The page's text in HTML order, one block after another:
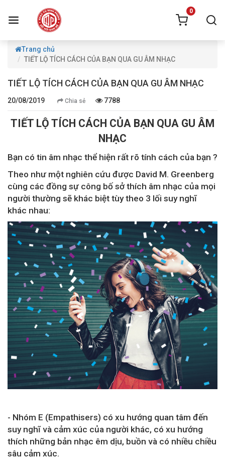
0
Trang chủ
TIẾT LỘ TÍCH CÁCH CỦA BẠN QUA GU ÂM NHẠC
TIẾT LỘ TÍCH CÁCH CỦA BẠN QUA GU ÂM NHẠC
20/08/2019 Chia sẻ 7788
TIẾT LỘ TÍCH CÁCH CỦA BẠN QUA GU ÂM
NHẠC
Bạn có tin âm nhạc thể hiện rất rõ tính cách của bạn ?
Theo như một nghiên cứu được David M. Greenberg
cùng các đồng sự công bố sở thích âm nhạc của mọi
người thường sẽ khác biệt tùy theo 3 lối suy nghĩ
khác nhau:
- Nhóm E (Empathisers) có xu hướng quan tâm đến
suy nghĩ và cảm xúc của người khác, có xu hướng
thích những bản nhạc êm dịu, buồn và có nhiều chiều
sâu cảm xúc.